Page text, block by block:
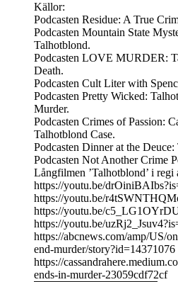
Källor:
Podcasten Residue: A True
Podcasten Mountain State
Talhotblond.
Podcasten LOVE MURDER:
Death.
Podcasten Cult Liter with
Podcasten Pretty Wicked:
Murder.
Podcasten Crimes of Passion:
Talhotblond Case.
Podcasten Dinner at the
Podcasten Not Another Crime
Långfilmen ’Talhotblond’ i
https://youtu.be/
https://youtu.be/
https://youtu.be/
https://youtu.be/
https://abcnews.com/amp/US/
end-murder/story?id=14371076
https://
ends-in-murder-23059cdf72cf